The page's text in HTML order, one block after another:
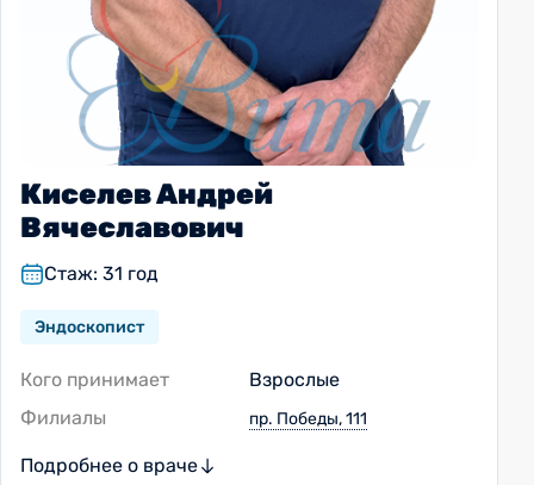
Киселев Андрей
Вячеславович
Стаж: 31 год
Эндоскопист
Кого принимает
Взрослые
Филиалы
пр. Победы, 111
Подробнее о враче